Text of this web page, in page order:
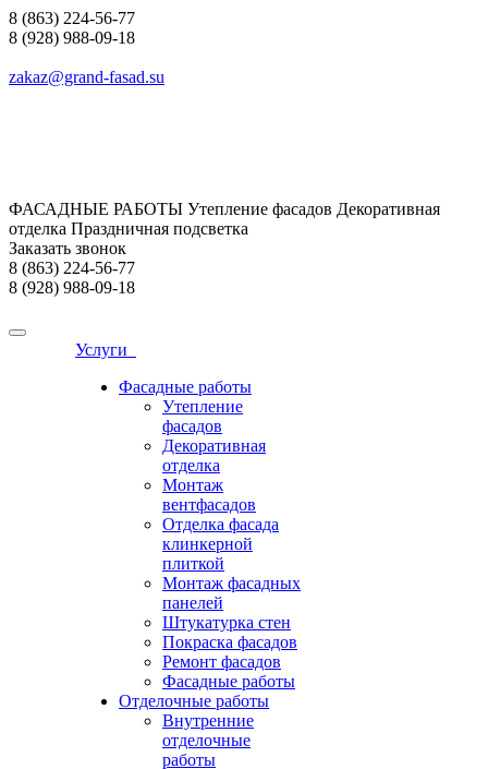
8 (863) 224-56-77
8 (928) 988-09-18
zakaz@grand-fasad.su
ФАСАДНЫЕ РАБОТЫ Утепление фасадов Декоративная
отделка Праздничная подсветка
Заказать звонок
8 (863) 224-56-77
8 (928) 988-09-18
Услуги
Фасадные работы
Утепление
фасадов
Декоративная
отделка
Монтаж
вентфасадов
Отделка фасада
клинкерной
плиткой
Монтаж фасадных
панелей
Штукатурка стен
Покраска фасадов
Ремонт фасадов
Фасадные работы
Отделочные работы
Внутренние
отделочные
работы